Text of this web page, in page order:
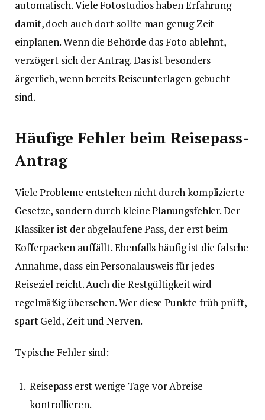
automatisch. Viele Fotostudios haben Erfahrung
damit, doch auch dort sollte man genug Zeit
einplanen. Wenn die Behörde das Foto ablehnt,
verzögert sich der Antrag. Das ist besonders
ärgerlich, wenn bereits Reiseunterlagen gebucht
sind.
Häufige Fehler beim Reisepass-
Antrag
Viele Probleme entstehen nicht durch komplizierte
Gesetze, sondern durch kleine Planungsfehler. Der
Klassiker ist der abgelaufene Pass, der erst beim
Kofferpacken auffällt. Ebenfalls häufig ist die falsche
Annahme, dass ein Personalausweis für jedes
Reiseziel reicht. Auch die Restgültigkeit wird
regelmäßig übersehen. Wer diese Punkte früh prüft,
spart Geld, Zeit und Nerven.
Typische Fehler sind:
Reisepass erst wenige Tage vor Abreise
kontrollieren.